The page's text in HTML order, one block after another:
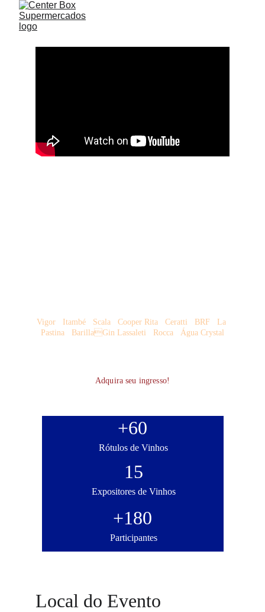
+60
15
Expositores de Vinhos
Rótulos de Vinhos
Adquira seu ingresso!
+180
Participantes
Vigor   Itambé   Scala   Cooper Rita   Ceratti   BRF   La
Pastina   BarillaGin Lassaleti   Rocca   Água Crystal
Local do Evento